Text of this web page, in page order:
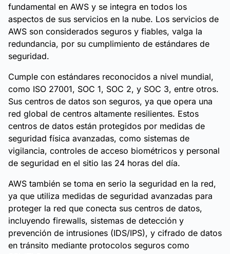
fundamental en AWS y se integra en todos los
aspectos de sus servicios en la nube. Los servicios de
AWS son considerados seguros y fiables, valga la
redundancia, por su cumplimiento de estándares de
seguridad.
Cumple con estándares reconocidos a nivel mundial,
como ISO 27001, SOC 1, SOC 2, y SOC 3, entre otros.
Sus centros de datos son seguros, ya que opera una
red global de centros altamente resilientes. Estos
centros de datos están protegidos por medidas de
seguridad física avanzadas, como sistemas de
vigilancia, controles de acceso biométricos y personal
de seguridad en el sitio las 24 horas del día.
AWS también se toma en serio la seguridad en la red,
ya que utiliza medidas de seguridad avanzadas para
proteger la red que conecta sus centros de datos,
incluyendo firewalls, sistemas de detección y
prevención de intrusiones (IDS/IPS), y cifrado de datos
en tránsito mediante protocolos seguros como